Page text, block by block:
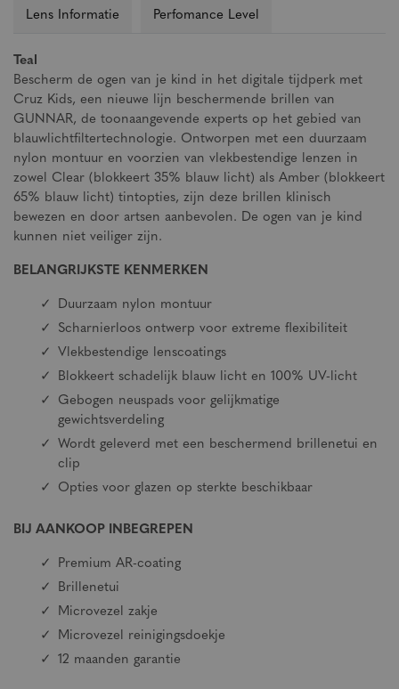
Lens Informatie Perfomance Level
Teal
Bescherm de ogen van je kind in het digitale tijdperk met
Cruz Kids, een nieuwe lijn beschermende brillen van
GUNNAR, de toonaangevende experts op het gebied van
blauwlichtfiltertechnologie. Ontworpen met een duurzaam
nylon montuur en voorzien van vlekbestendige lenzen in
zowel Clear (blokkeert 35% blauw licht) als Amber (blokkeert
65% blauw licht) tintopties, zijn deze brillen klinisch
bewezen en door artsen aanbevolen. De ogen van je kind
kunnen niet veiliger zijn.
BELANGRIJKSTE KENMERKEN
Duurzaam nylon montuur
Scharnierloos ontwerp voor extreme flexibiliteit
Vlekbestendige lenscoatings
Blokkeert schadelijk blauw licht en 100% UV-licht
Gebogen neuspads voor gelijkmatige
gewichtsverdeling
Wordt geleverd met een beschermend brillenetui en
clip
Opties voor glazen op sterkte beschikbaar
BIJ AANKOOP INBEGREPEN
Premium AR-coating
Brillenetui
Microvezel zakje
Microvezel reinigingsdoekje
12 maanden garantie